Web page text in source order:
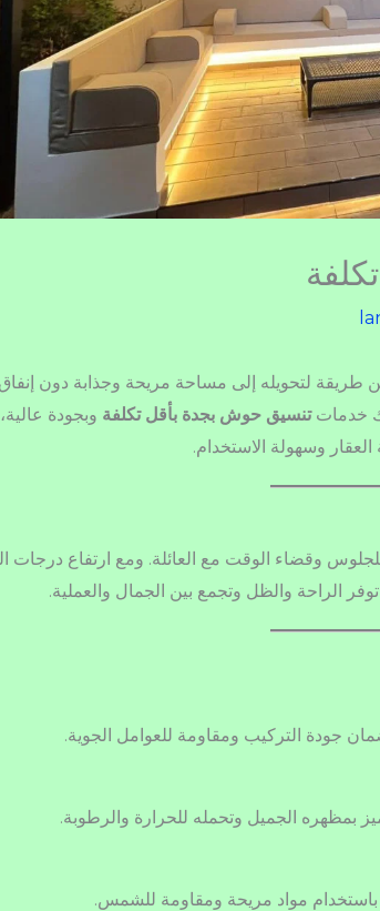
لتحويله إلى مساحة مريحة وجذابة دون إنفاق
خدماتتنسيق حوش بجدة بأقل تكلفة وبجودة
وسهولة الاستخدام.
وقضاء الوقت مع العائلة. ومع ارتفاع درجات
الراحة والظل وتجمع بين الجمال والعملية.
جودة التركيب ومقاومة للعوامل الجوية.
الجميل وتحمله للحرارة والرطوبة.
مواد مريحة ومقاومة للشمس.